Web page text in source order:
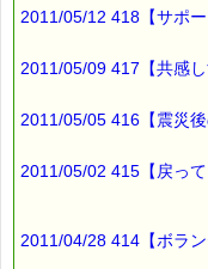
200円（1等）～50円（
当たる確率は（★1等
※バッチフラワー関連
※単品でも「こころ・
詳しくは下記サイトを
2011/05/12 418【サポ
2011/05/09 417【共感し
2011/05/05 416【震災後
2011/05/02 415【戻って
2011/04/28 414【ボラン